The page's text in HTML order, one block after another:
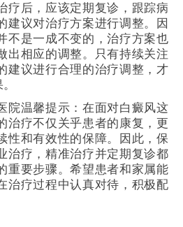
后，应该定期复诊，跟踪病
建议对治疗方案进行调整。因
不是一成不变的，治疗方案也
出相应的调整。只有持续关注
建议进行合理的治疗调整，才
温馨提示：在面对白癜风这
治疗不仅关乎患者的康复，更
性和有效性的保障。因此，保
治疗，精准治疗并定期复诊都
重要步骤。希望患者和家属能
治疗过程中认真对待，积极配